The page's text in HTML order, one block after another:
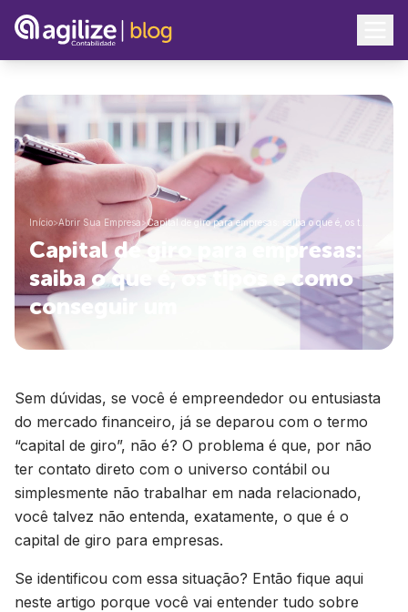
Início>Abrir Sua Empresa>Capital de giro para empresas: saiba o que é, os t…
Capital de giro para empresas:
saiba o que é, os tipos e como
conseguir um
Sem dúvidas, se você é empreendedor ou entusiasta
do mercado financeiro, já se deparou com o termo
“capital de giro”, não é? O problema é que, por não
ter contato direto com o universo contábil ou
simplesmente não trabalhar em nada relacionado,
você talvez não entenda, exatamente, o que é o
capital de giro para empresas.
Se identificou com essa situação? Então fique aqui
neste artigo porque você vai entender tudo sobre